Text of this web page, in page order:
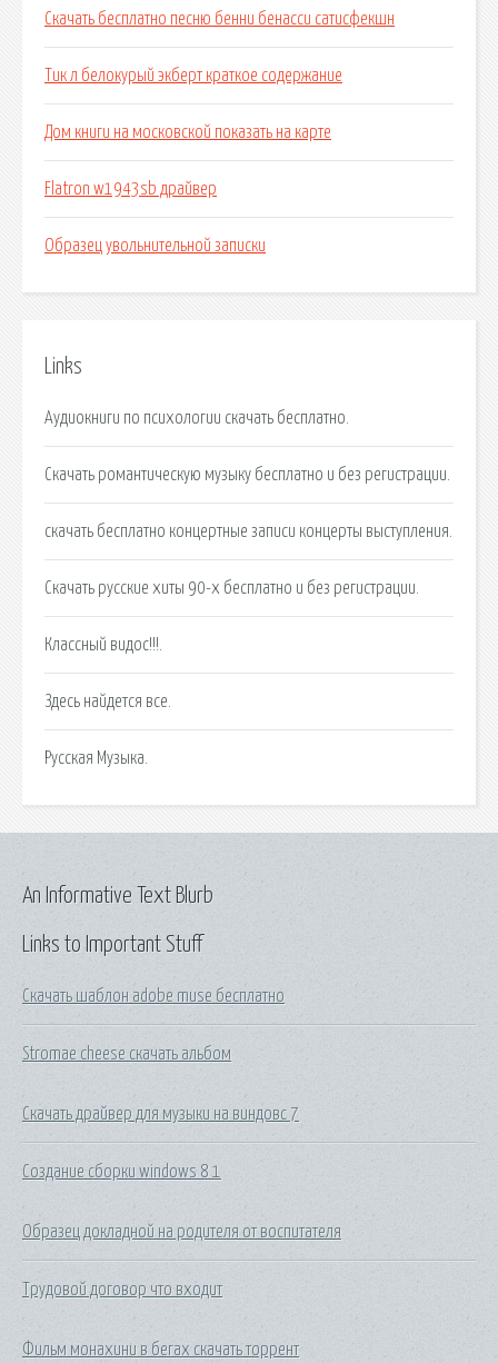
Скачать бесплатно песню бенни бенасси сатисфекшн
Тик л белокурый экберт краткое содержание
Дом книги на московской показать на карте
Flatron w1943sb драйвер
Образец увольнительной записки
Links
Аудиокниги по психологии скачать бесплатно.
Скачать романтическую музыку бесплатно и без регистрации.
скачать бесплатно концертные записи концерты выступления.
Скачать русские хиты 90-х бесплатно и без регистрации.
Классный видос!!!.
Здесь найдется все.
Русская Музыка.
Links to Important Stuff
Скачать шаблон adobe muse бесплатно
Stromae cheese скачать альбом
Скачать драйвер для музыки на виндовс 7
Создание сборки windows 8 1
Образец докладной на родителя от воспитателя
Трудовой договор что входит
Фильм монахини в бегах скачать торрент
An Informative Text Blurb